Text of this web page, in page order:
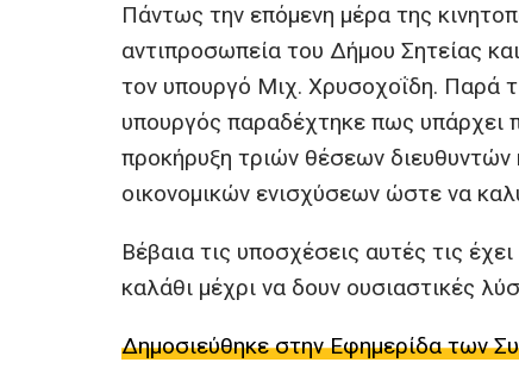
Πάντως την επόμενη μέρα της
αντιπροσωπεία του Δήμου Σητείας
τον υπουργό Μιχ. Χρυσοχοΐδη. Παρά
υπουργός παραδέχτηκε πως υπάρχει
προκήρυξη τριών θέσεων διευθυντών
οικονομικών ενισχύσεων ώστε να
Βέβαια τις υποσχέσεις αυτές τις
καλάθι μέχρι να δουν ουσιαστικές
Δημοσιεύθηκε στην Εφημερίδα των